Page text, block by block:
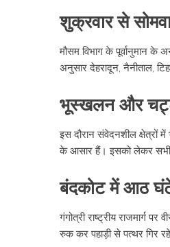
शुक्रवार से
मौसम विभाग के पूर्वानुमान
अनुसार देहरादून, नैनीताल,
भूस्खलन और
इस दौरान संवेदनशील
के आसार हैं। इसको लेकर सभी
बंदकोट में आठ घंटे
गंगोत्री राष्ट्रीय राजमार्ग
रुक कर पहाड़ी से पत्थर गिर